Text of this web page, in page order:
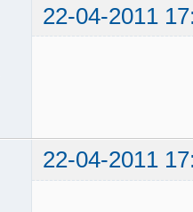
22-04-2011
22-04-2011